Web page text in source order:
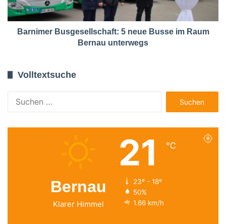
Barnimer Busgesellschaft: 5 neue Busse im Raum
Bernau unterwegs
Volltextsuche
nach:
Bernau
Klarer Himmel
21 ℃
23º - 18º
50%
1.66 km/h